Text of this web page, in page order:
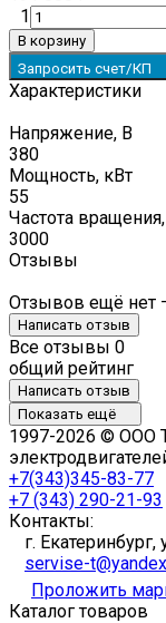
1
В корзину
Запросить счет/КП
Характеристики
Напряжение, В
380
Мощность, кВт
55
Частота
3000
Отзывы
Отзывов ещё нет
Написать отзыв
Все отзывы 0
общий рейтинг
Написать отзыв
Показать ещё
1997-2026 © ООО
+7(343)345-83-77
+7 (343) 290-21-93
Контакты:
г. Екатеринбург,
servise-
Проложить
Каталог товаров